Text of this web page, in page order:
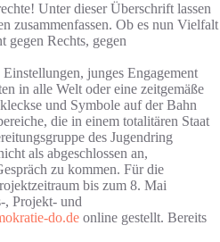
Unter dieser Überschrift lassen
zusammenfassen. Ob es nun Vielfalt
gegen Rechts, gegen
junges Engagement
in alle Welt oder eine zeitgemäße
und Symbole auf der Bahn
die in einem totalitären Staat
des Jugendring
als abgeschlossen an,
zu kommen. Für die
bis zum 8. Mai
, Projekt- und
do.de online gestellt. Bereits